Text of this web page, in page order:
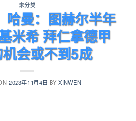
未分类
哈曼：图赫尔半年
米希 拜仁拿德甲
会或不到5成
2023年11月4日 BYXINWEN